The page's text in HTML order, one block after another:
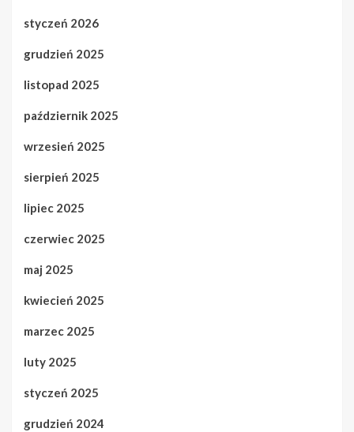
styczeń 2026
grudzień 2025
listopad 2025
październik 2025
wrzesień 2025
sierpień 2025
lipiec 2025
czerwiec 2025
maj 2025
kwiecień 2025
marzec 2025
luty 2025
styczeń 2025
grudzień 2024